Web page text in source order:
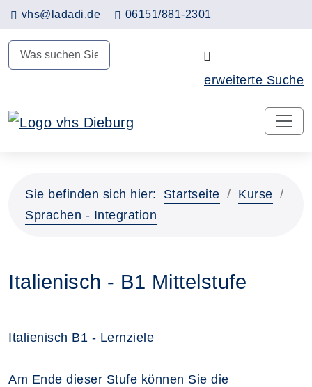
vhs@ladadi.de 06151/881-2301
erweiterte Suche
Hauptinhalt anspringen
Sie befinden sich hier: Startseite
Kurse
Sprachen - Integration
Italienisch - B1 Mittelstufe
Italienisch B1 - Lernziele
Am Ende dieser Stufe können Sie die